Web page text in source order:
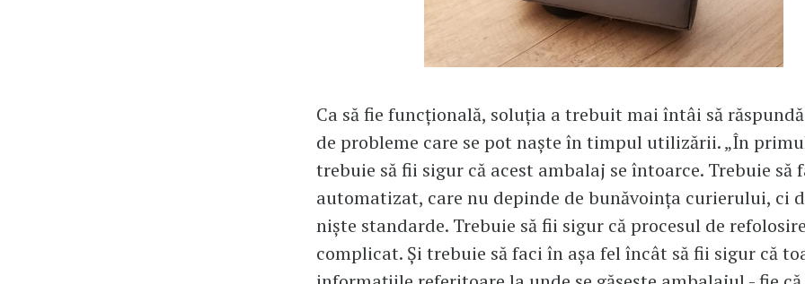
Ca să fie funcțională, soluția a trebuit mai întâi să
de probleme care se pot naște în timpul utilizării. „În
trebuie să fii sigur că acest ambalaj se întoarce. Trebuie să
automatizat, care nu depinde de bunăvoința curierului, ci
niște standarde. Trebuie să fii sigur că procesul de
complicat. Și trebuie să faci în așa fel încât să fii sigur că